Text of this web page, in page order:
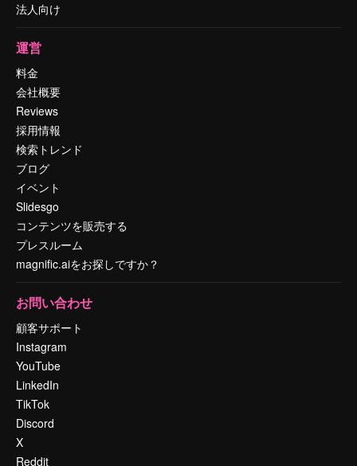
法人向け
運営
料金
会社概要
Reviews
採用情報
検索トレンド
ブログ
イベント
Slidesgo
コンテンツを販売する
プレスルーム
magnific.aiをお探しですか？
お問い合わせ
顧客サポート
Instagram
YouTube
LinkedIn
TikTok
Discord
X
Reddit